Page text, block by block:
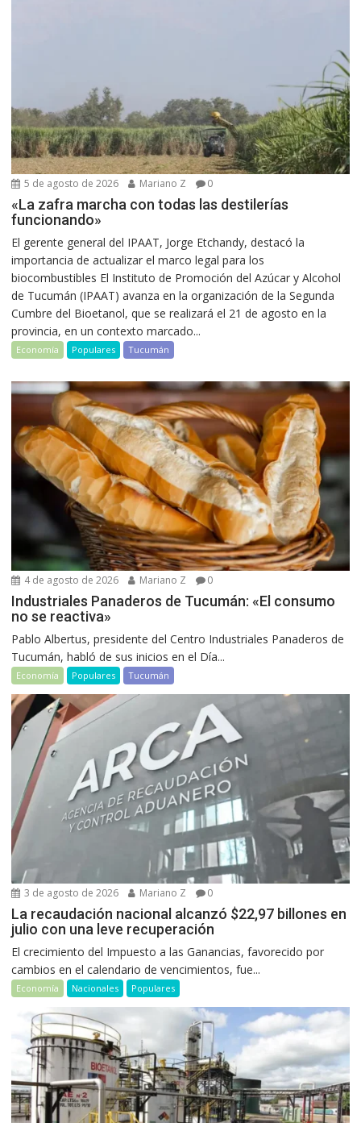
5 de agosto de 2026 Mariano Z 0
«La zafra marcha con todas las destilerías
funcionando»
El gerente general del IPAAT, Jorge Etchandy, destacó la
importancia de actualizar el marco legal para los
biocombustibles El Instituto de Promoción del Azúcar y Alcohol
de Tucumán (IPAAT) avanza en la organización de la Segunda
Cumbre del Bioetanol, que se realizará el 21 de agosto en la
provincia, en un contexto marcado...
Economía Populares Tucumán
4 de agosto de 2026 Mariano Z 0
Industriales Panaderos de Tucumán: «El consumo
no se reactiva»
Pablo Albertus, presidente del Centro Industriales Panaderos de
Tucumán, habló de sus inicios en el Día...
Economía Populares Tucumán
3 de agosto de 2026 Mariano Z 0
La recaudación nacional alcanzó $22,97 billones en
julio con una leve recuperación
El crecimiento del Impuesto a las Ganancias, favorecido por
cambios en el calendario de vencimientos, fue...
Economía Nacionales Populares